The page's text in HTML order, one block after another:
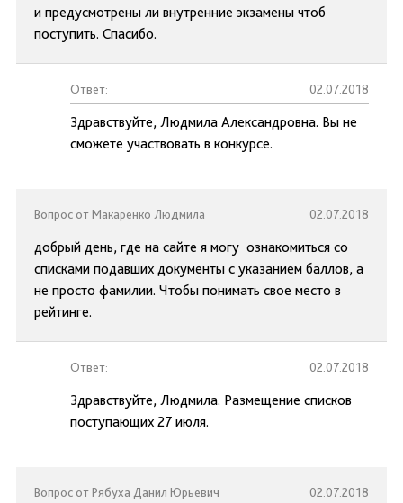
и предусмотрены ли внутренние экзамены чтоб
поступить. Спасибо.
Ответ: 02.07.2018
Здравствуйте, Людмила Александровна. Вы не
сможете участвовать в конкурсе.
Вопрос от Макаренко Людмила 02.07.2018
добрый день, где на сайте я могу ознакомиться со
списками подавших документы с указанием баллов, а
не просто фамилии. Чтобы понимать свое место в
рейтинге.
Ответ: 02.07.2018
Здравствуйте, Людмила. Размещение списков
поступающих 27 июля.
Вопрос от Рябуха Данил Юрьевич 02.07.2018